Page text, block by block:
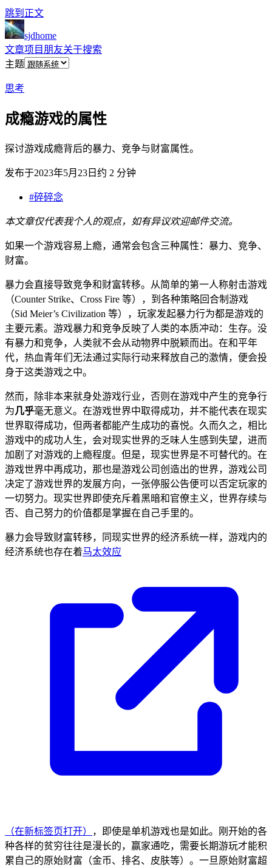
跳到正文
sjdhome
文章项目 朋友关于搜索
主题
思考
成瘾游戏的属性
探讨游戏成瘾背后的暴力、竞争与财富属性。
发布于2023年5月23日 约 2 分钟
#碎碎念
本文章仅代表我个人的观点，如有异议欢迎邮件交流。
如果一个游戏容易上瘾，通常会包含三种属性：暴力、竞争、
财富。
暴力会直接导致竞争和财富转移。从简单的第一人称射击游戏
（Counter Strike、Cross Fire 等），到各种策略回合制游戏
（Sid Meier’s Civilization 等），玩家发起暴力行为都是游戏的
主要元素。游戏暴力和竞争反映了人类的本质冲动：生存。没
有暴力和竞争，人类就不会从动物界中脱颖而出。在和平年
代，热血青年们无法通过实际行动来释放自己的激情，便会投
身于这类游戏之中。
然而，除非本来就身处游戏行业，否则在游戏中产生的竞争行
为几乎毫无意义。在游戏世界中取得成功，并不能代表在现实
世界取得成功，但两者都能产生成功的喜悦。久而久之，相比
游戏中的成功人生，会对现实世界的乏味人生感到失望，进而
加剧了对游戏的上瘾程度。但是，现实世界是不可替代的。在
游戏世界中再成功，那也是游戏公司创造出的世界，游戏公司
决定了游戏世界的发展方向，一张停服公告便可以否定玩家的
一切努力。现实世界即使充斥着黑暗和官僚主义，世界存续与
否、自己努力的价值都是掌握在自己手里的。
暴力会导致财富转移，同现实世界的经济系统一样，游戏内的
经济系统也存在着马太效应
（在新标签页打开）
，即使是单机游戏也是如此。刚开始的各
种各样的贫穷往往是漫长的，赢家通吃，需要长期游玩才能积
累自己的原始财富（金币、排名、皮肤等）。一旦原始财富超